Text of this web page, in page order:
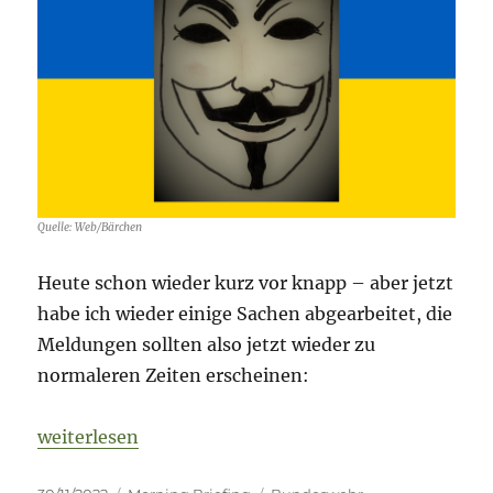
Quelle: Web/Bärchen
Heute schon wieder kurz vor knapp – aber jetzt
habe ich wieder einige Sachen abgearbeitet, die
Meldungen sollten also jetzt wieder zu
normaleren Zeiten erscheinen:
„Fog of War – 30. November 2022 – Tag 280“
weiterlesen